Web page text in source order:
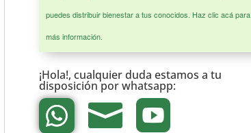
puedes distribuir bienestar a tus conocidos. Haz clic acá para
más información.
¡Hola!, cualquier duda estamos a tu
disposición porwhatsapp:
 